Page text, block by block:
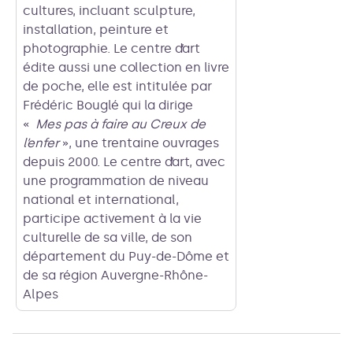
cultures, incluant sculpture,
installation, peinture et
photographie. Le centre d’art
édite aussi une collection en livre
de poche, elle est intitulée par
Frédéric Bouglé qui la dirige
« Mes pas à faire au Creux de
l’enfer», une trentaine ouvrages
depuis 2000. Le centre d’art, avec
une programmation de niveau
national et international,
participe activement à la vie
culturelle de sa ville, de son
département du Puy-de-Dôme et
de sa région Auvergne-Rhône-
Alpes